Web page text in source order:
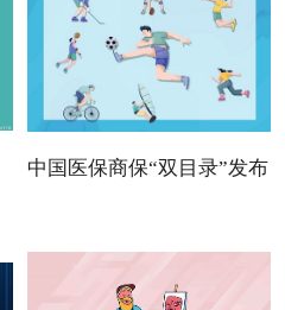
中国医保商保“双目录”发布